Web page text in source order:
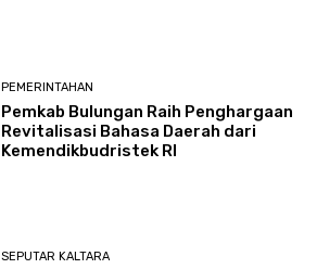
PEMERINTAHAN
Pemkab Bulungan Raih Penghargaan
Revitalisasi Bahasa Daerah dari
Kemendikbudristek RI
SEPUTAR KALTARA